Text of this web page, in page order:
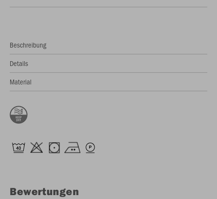
Beschreibung
Details
Material
Bewertungen